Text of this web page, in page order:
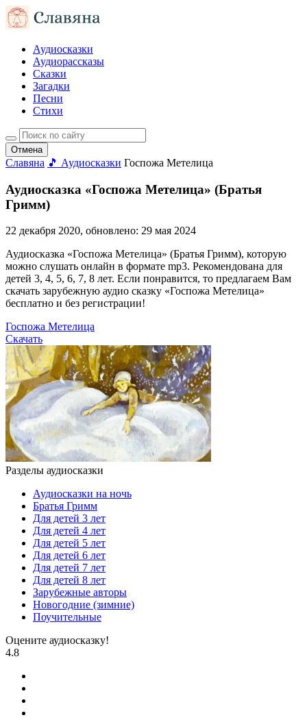
Аудиосказки
Аудиорассказы
Сказки
Загадки
Песни
Стихи
Отмена
Славяна 🎵 Аудиосказки Госпожа Метелица
Аудиосказка «Госпожа Метелица» (Братья
Гримм)
22 декабря 2020, обновлено: 29 мая 2024
Аудиосказка «Госпожа Метелица» (Братья Гримм), которую
можно слушать онлайн в формате mp3. Рекомендована для
детей 3, 4, 5, 6, 7, 8 лет. Если понравится, то предлагаем Вам
скачать зарубежную аудио сказку «Госпожа Метелица»
бесплатно и без регистрации!
Госпожа Метелица
Скачать
Разделы аудиосказки
Аудиосказки на ночь
Братья Гримм
Для детей 3 лет
Для детей 4 лет
Для детей 5 лет
Для детей 6 лет
Для детей 7 лет
Для детей 8 лет
Зарубежные авторы
Новогодние (зимние)
Поучительные
Оцените аудиосказку!
4.8